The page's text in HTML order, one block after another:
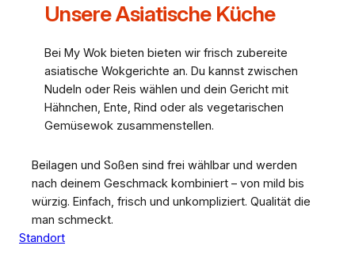
Unsere Asiatische Küche
Bei My Wok bieten bieten wir frisch zubereite
asiatische Wokgerichte an. Du kannst zwischen
Nudeln oder Reis wählen und dein Gericht mit
Hähnchen, Ente, Rind oder als vegetarischen
Gemüsewok zusammenstellen.
Beilagen und Soßen sind frei wählbar und werden
nach deinem Geschmack kombiniert – von mild bis
würzig. Einfach, frisch und unkompliziert. Qualität die
man schmeckt.
Standort